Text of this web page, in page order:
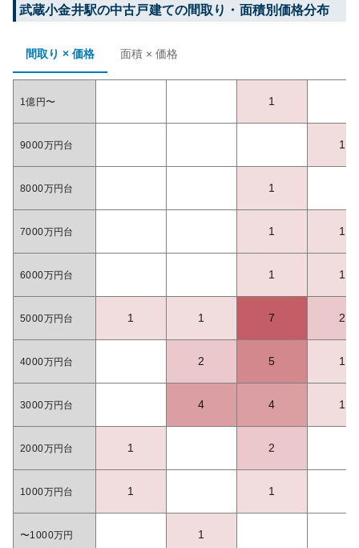
武蔵小金井駅の中古戸建ての間取り・面積別価格分布
間取り × 価格 面積 × 価格
1億円〜 1
9000万円台 1
8000万円台 1
7000万円台 1 1
6000万円台 1 1
5000万円台 1 1 7 2
4000万円台 2 5 1
3000万円台 4 4 1
2000万円台 1 2
1000万円台 1 1
〜1000万円 1